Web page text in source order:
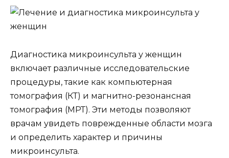
Диагностика микроинсульта у женщин
включает различные исследовательские
процедуры, такие как компьютерная
томография (КТ) и магнитно-резонансная
томография (МРТ). Эти методы позволяют
врачам увидеть поврежденные области мозга
и определить характер и причины
микроинсульта.